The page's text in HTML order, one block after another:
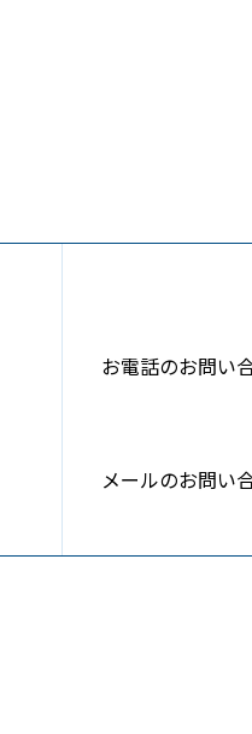
お電話のお問い
メールのお問い